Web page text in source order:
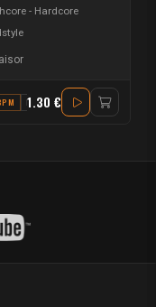
- Hardcore
F#1.30 €